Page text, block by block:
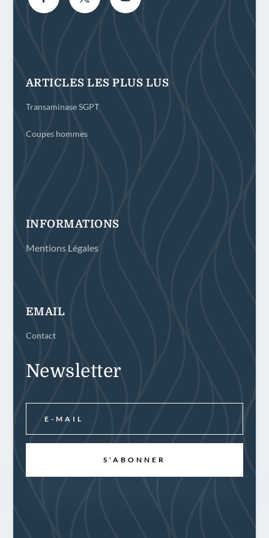
ARTICLES LES PLUS LUS
Transaminase SGPT
Coupes hommes
INFORMATIONS
Mentions Légales
EMAIL
Contact
Newsletter
S'ABONNER